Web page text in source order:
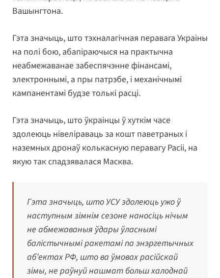
Вашынгтона.
Гэта значыць, што тэхналагічная перавага Украіны
на полі бою, абапіраючыся на практычна
неабмежаванае забеспячэнне фінансамі,
электроннымі, а пры патрэбе, і механічнымі
кампанентамі будзе толькі расці.
Гэта значыць, што ўкраінцы ў хуткім часе
здолеюць нівеліраваць за кошт паветраных і
наземных дронаў колькасную перавагу Расіі, на
якую так спадзявалася Масква.
Гэта значыць, што УСУ здолеюць ужо ў
наступным зімнім сезоне наносіць нічым
не абмежаваныя ўдары ўласнымі
балістычнымі ракетамі па энэргетычных
аб’ектах РФ, што ва ўмовах расійскай
зімы, не раўнуй нашмат больш халоднай